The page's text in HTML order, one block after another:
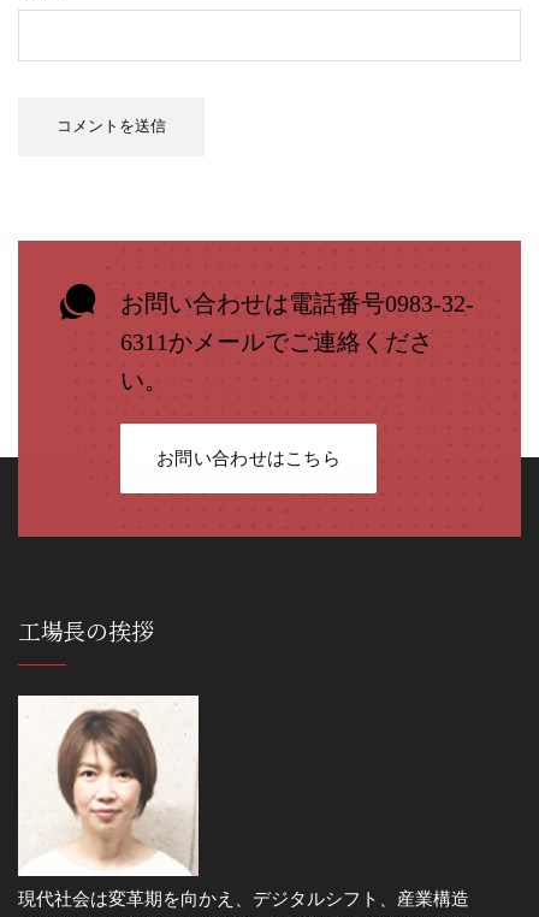
お問い合わせは電話番号0983-32-
6311かメールでご連絡くださ
い。
お問い合わせはこちら
工場長の挨拶
現代社会は変革期を向かえ、デジタルシフト、産業構造